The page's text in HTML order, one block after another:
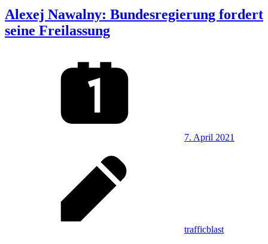
Alexej Nawalny: Bundesregierung fordert
seine Freilassung
7. April 2021
trafficblast